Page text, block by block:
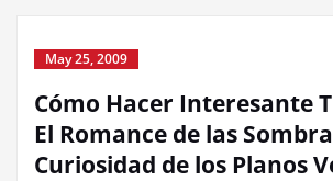
May 25, 2009
Cómo Hacer Interesante
El Romance de las
Curiosidad de los Planos